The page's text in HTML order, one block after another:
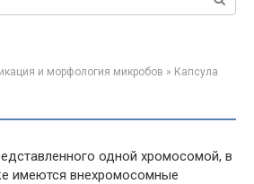
и морфология микробов » Капсула
одной хромосомой, в
имеются внехромосомные